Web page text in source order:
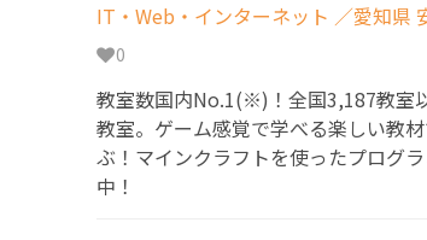
IT・Web・インターネット ／愛知県
0
教室数国内No.1(※)！全国3,187教室
教室。ゲーム感覚で学べる楽しい教
ぶ！マインクラフトを使ったプログ
中！